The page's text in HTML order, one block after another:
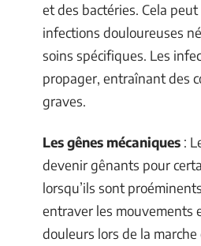
et des bactéries. Cela
infections douloureuses
soins spécifiques. Les
propager, entraînant des
graves.
Les gênes mécaniques :
devenir gênants pour
lorsqu’ils sont
entraver les mouvements
douleurs lors de la marche